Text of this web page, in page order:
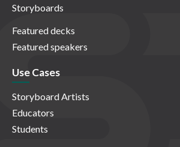
Storyboards
Featured decks
Featured speakers
Use Cases
Storyboard Artists
Educators
Students